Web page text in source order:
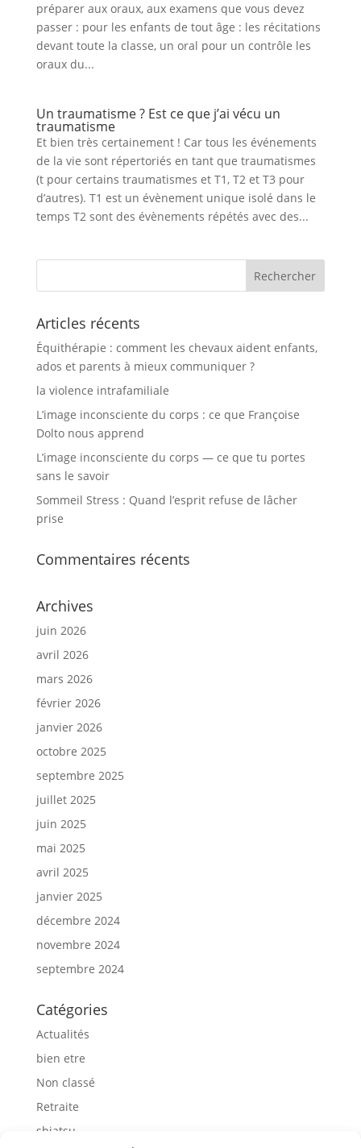
préparer aux oraux, aux examens que vous devez
passer : pour les enfants de tout âge : les récitations
devant toute la classe, un oral pour un contrôle les
oraux du...
Un traumatisme ? Est ce que j’ai vécu un
traumatisme
Et bien très certainement ! Car tous les événements
de la vie sont répertoriés en tant que traumatismes
(t pour certains traumatismes et T1, T2 et T3 pour
d’autres). T1 est un évènement unique isolé dans le
temps T2 sont des évènements répétés avec des...
Articles récents
Équithérapie : comment les chevaux aident enfants,
ados et parents à mieux communiquer ?
la violence intrafamiliale
L’image inconsciente du corps : ce que Françoise
Dolto nous apprend
L’image inconsciente du corps — ce que tu portes
sans le savoir
Sommeil Stress : Quand l’esprit refuse de lâcher
prise
Commentaires récents
Archives
juin 2026
avril 2026
mars 2026
février 2026
janvier 2026
octobre 2025
septembre 2025
juillet 2025
juin 2025
mai 2025
avril 2025
janvier 2025
décembre 2024
novembre 2024
septembre 2024
Catégories
Actualités
bien etre
Non classé
Retraite
shiatsu